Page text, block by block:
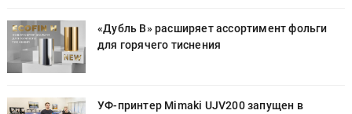
«Дубль В» расширяет ассортимент фольги
для горячего тиснения
УФ-принтер Mimaki UJV200 запущен в